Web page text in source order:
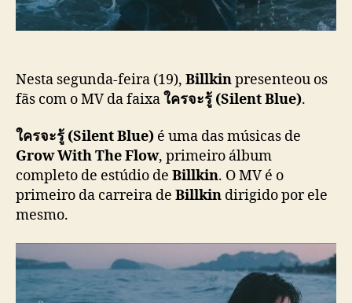
ç
a
d
e
ใ
ค
ร
จ
ะ
S
i
Nesta segunda-feira (19), Billkinpresenteou os
fãs com o MV da faixaใครจะรู้ (Silent Blue).
ใครจะรู้ (Silent Blue) é uma das músicas de
Grow With The Flow, primeiro álbum
completo de estúdio de Billkin. O MV é o
primeiro da carreira de Billkin dirigido por ele
mesmo.